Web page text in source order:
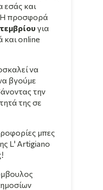
εσάς και
Η προσφορά
για
και online
να
βγούμε
την
της σε
μπες
L' Artigiano